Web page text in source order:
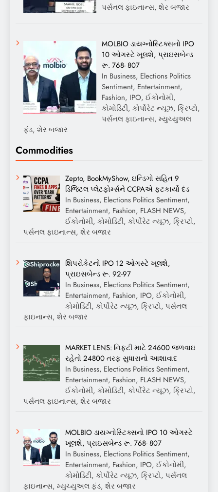
પર્સનલ ફાઇનાન્સ, શેર બજાર
MOLBIO ડાયગ્નોસ્ટિક્સનો IPO
10 ઓગસ્ટે ખૂલશે, પ્રાઇસબેન્ડ
રૂ. 768- 807
In Business, Elections Politics
Sentiment, Entertainment,
Fashion, IPO, ઈકોનોમી,
કોમોડિટી, કોર્પોરેટ ન્યૂઝ, ક્રિપ્ટો,
પર્સનલ ફાઇનાન્સ, મ્યુચ્યુઅલ
ફંડ, શેર બજાર
Commodities
Zepto, BookMyShow, ઇન્ડિગો સહિત 9
ડિજિટલ પ્લેટફોર્મ્સને CCPAએ ફટકાર્યો દંડ
In Business, Elections Politics Sentiment,
Entertainment, Fashion, FLASH NEWS,
ઈકોનોમી, કોમોડિટી, કોર્પોરેટ ન્યૂઝ, ક્રિપ્ટો,
પર્સનલ ફાઇનાન્સ, શેર બજાર
શિપરોકેટનો IPO 12 ઓગસ્ટે ખૂલશે,
પ્રાઇસબેન્ડ રૂ. 92-97
In Business, Elections Politics Sentiment,
Entertainment, Fashion, IPO, ઈકોનોમી,
કોમોડિટી, કોર્પોરેટ ન્યૂઝ, ક્રિપ્ટો, પર્સનલ
ફાઇનાન્સ, શેર બજાર
MARKET LENS: નિફ્ટી માટે 24600 જળવાઇ
રહેતો 24800 તરફ સુધારાનો આશાવાદ
In Business, Elections Politics Sentiment,
Entertainment, Fashion, FLASH NEWS,
ઈકોનોમી, કોમોડિટી, કોર્પોરેટ ન્યૂઝ, ક્રિપ્ટો,
પર્સનલ ફાઇનાન્સ, શેર બજાર
MOLBIO ડાયગ્નોસ્ટિક્સનો IPO 10 ઓગસ્ટે
ખૂલશે, પ્રાઇસબેન્ડ રૂ. 768- 807
In Business, Elections Politics Sentiment,
Entertainment, Fashion, IPO, ઈકોનોમી,
કોમોડિટી, કોર્પોરેટ ન્યૂઝ, ક્રિપ્ટો, પર્સનલ
ફાઇનાન્સ, મ્યુચ્યુઅલ ફંડ, શેર બજાર